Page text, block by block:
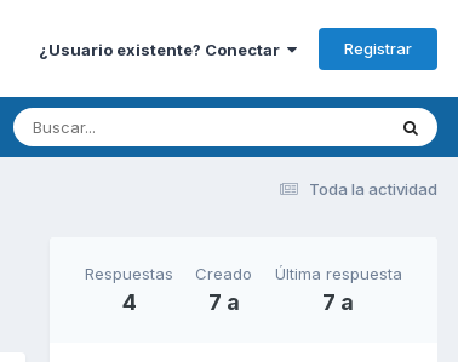
¿Usuario existente? Conectar Registrar
Toda la actividad
Respuestas
4
Creado
7 a
Última respuesta
7 a